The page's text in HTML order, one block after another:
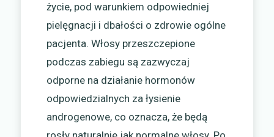
życie, pod warunkiem odpowiedniej
pielęgnacji i dbałości o zdrowie ogólne
pacjenta. Włosy przeszczepione
podczas zabiegu są zazwyczaj
odporne na działanie hormonów
odpowiedzialnych za łysienie
androgenowe, co oznacza, że będą